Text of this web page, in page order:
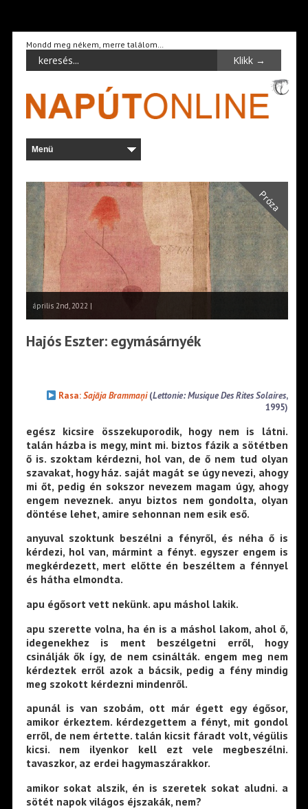
Mondd meg nékem, merre találom…
Próza
április 2nd, 2022 |
Hajós Eszter: egymásárnyék
Rasa:Sajāja Brammaņi (Lettonie: Musique Des Rites Solaires,
1995)
egész kicsire összekuporodik, hogy nem is látni.
talán házba is megy, mint mi. biztos fázik a sötétben
ő is. szoktam kérdezni, hol van, de ő nem tud olyan
szavakat, hogy ház. saját magát se úgy nevezi, ahogy
mi őt, pedig én sokszor nevezem magam úgy, ahogy
engem neveznek. anyu biztos nem gondolta, olyan
döntése lehet, amire sehonnan nem esik eső.
anyuval szoktunk beszélni a fényről, és néha ő is
kérdezi, hol van, mármint a fényt. egyszer engem is
megkérdezett, mert előtte én beszéltem a fénnyel
és hátha elmondta.
apu égősort vett nekünk. apu máshol lakik.
apu szerette volna, ha én is a máshol lakom, ahol ő,
idegenekhez is ment beszélgetni erről, hogy
csinálják ők így, de nem csinálták. engem meg nem
kérdeztek erről azok a bácsik, pedig a fény mindig
meg szokott kérdezni mindenről.
apunál is van szobám, ott már égett egy égősor,
amikor érkeztem. kérdezgettem a fényt, mit gondol
erről, de nem értette. talán kicsit fáradt volt, végülis
kicsi. nem ilyenkor kell ezt vele megbeszélni.
tavaszkor, az erdei hagymaszárakkor.
amikor sokat alszik, én is szeretek sokat aludni. a
sötét napok világos éjszakák, nem?